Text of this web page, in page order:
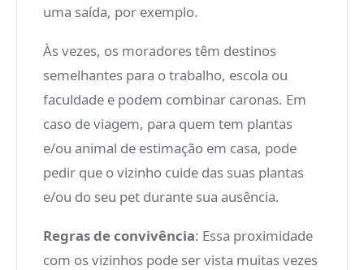
uma saída, por exemplo.
Às vezes, os moradores têm destinos
semelhantes para o trabalho, escola ou
faculdade e podem combinar caronas. Em
caso de viagem, para quem tem plantas
e/ou animal de estimação em casa, pode
pedir que o vizinho cuide das suas plantas
e/ou do seu pet durante sua ausência.
Regras de convivência: Essa proximidade
com os vizinhos pode ser vista muitas vezes